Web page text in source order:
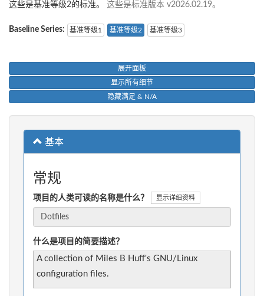
这些是基准等级2的标准。 这些是标准版本 v2026.02.19。
Baseline Series: 基准等级1 基准等级2 基准等级3
展开面板
显示所有细节
隐藏满足 & N/A
基本
常规
项目的人类可读的名称是什么？ 显示详细资料
什么是项目的简要描述？
A collection of Miles B Huff's GNU/Linux
configuration files.